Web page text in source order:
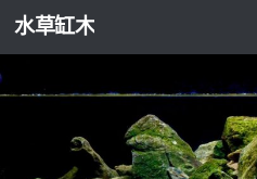
跳至内容
水草缸木